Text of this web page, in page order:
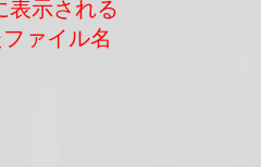
表示される
ァイル名